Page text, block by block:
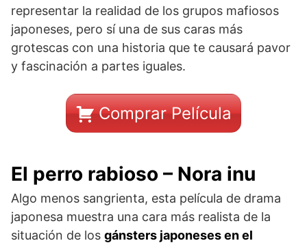
representar la realidad de los grupos mafiosos
japoneses, pero sí una de sus caras más
grotescas con una historia que te causará pavor
y fascinación a partes iguales.
Comprar Película
El perro rabioso – Nora inu
Algo menos sangrienta, esta película de drama
japonesa muestra una cara más realista de la
situación de los gánsters japoneses en el